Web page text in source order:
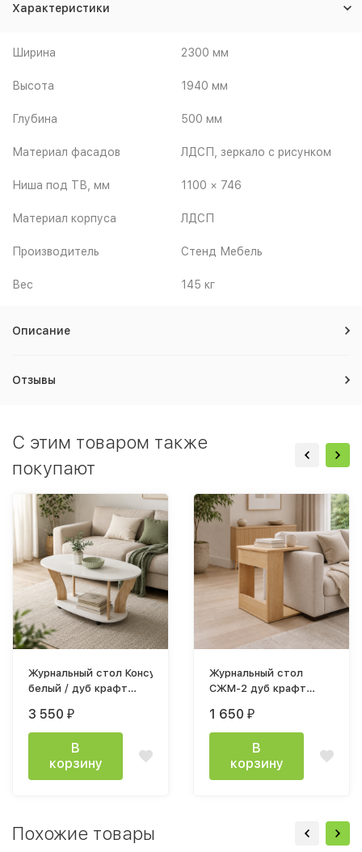
Характеристики
Ширина 2300 мм
Высота 1940 мм
Глубина 500 мм
Материал фасадов ЛДСП, зеркало с рисунком
Ниша под ТВ, мм 1100 × 746
Материал корпуса ЛДСП
Производитель Стенд Мебель
Вес 145 кг
Описание
Отзывы
C этим товаром также
покупают
Журнальный стол Консул-3 лдсп
белый / дуб крафт
3 550 ₽
В
корзину
Журнальный стол
СЖМ-2 дуб крафт
1 650 ₽
В
корзину
Похожие товары